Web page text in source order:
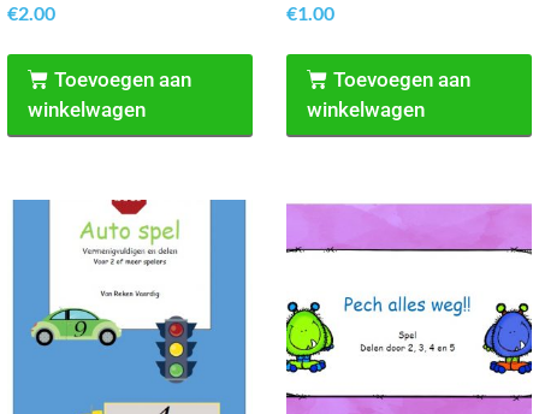
€2.00
Toevoegen aan
winkelwagen
€1.00
Toevoegen aan
winkelwagen